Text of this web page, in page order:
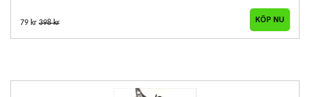
79 kr 398 kr